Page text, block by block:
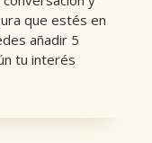
que estés en
añadir 5
tu interés